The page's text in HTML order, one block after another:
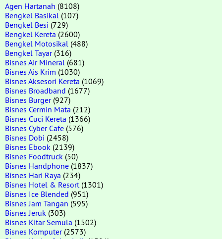
Agen Hartanah (8108)
Bengkel Basikal (107)
Bengkel Besi (729)
Bengkel Kereta (2600)
Bengkel Motosikal (488)
Bengkel Tayar(316)
Bisnes Air Mineral (681)
Bisnes Ais Krim (1030)
Bisnes Aksesori Kereta (1069)
Bisnes Broadband (1677)
Bisnes Burger(927)
Bisnes Cermin Mata (212)
Bisnes Cuci Kereta (1366)
Bisnes Cyber Cafe (576)
Bisnes Dobi (2458)
Bisnes Ebook (2139)
Bisnes Foodtruck (50)
Bisnes Handphone (1837)
Bisnes Hari Raya (234)
Bisnes Hotel & Resort (1301)
Bisnes Ice Blended (951)
Bisnes Jam Tangan (595)
Bisnes Jeruk (303)
Bisnes Kitar Semula (1502)
Bisnes Komputer(2573)